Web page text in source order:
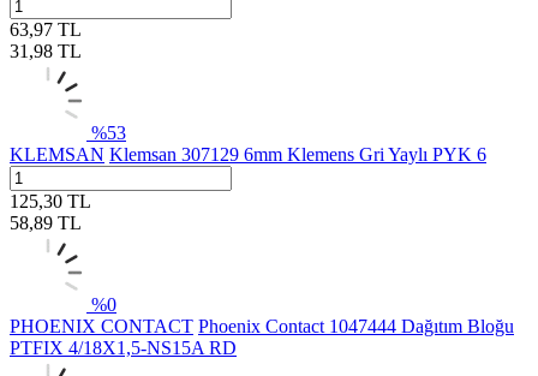
63,97 TL
31,98 TL
%53
KLEMSAN Klemsan 307129 6mm Klemens Gri Yaylı PYK 6
125,30 TL
58,89 TL
%0
PHOENIX CONTACT Phoenix Contact 1047444 Dağıtım Bloğu
PTFIX 4/18X1,5-NS15A RD